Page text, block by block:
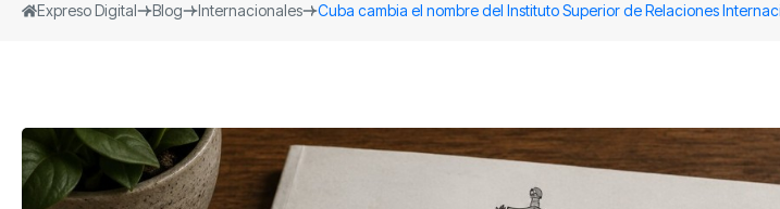
Expreso Digital Blog Internacionales Cuba cambia el nombre del Instituto Superior de Relaciones